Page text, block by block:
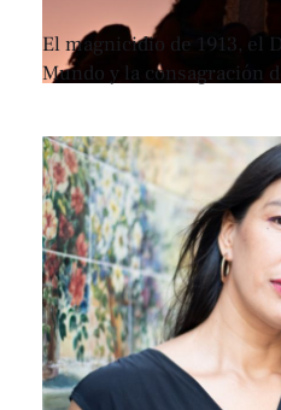
El magnicidio de 1913, el
Mundo y la consagración